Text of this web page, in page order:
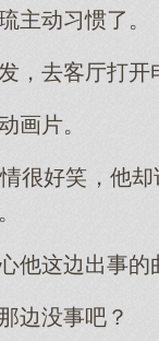
主动习惯了。
，去客厅打开
画片。
很好笑，他
他这边出事的
边没事吧？